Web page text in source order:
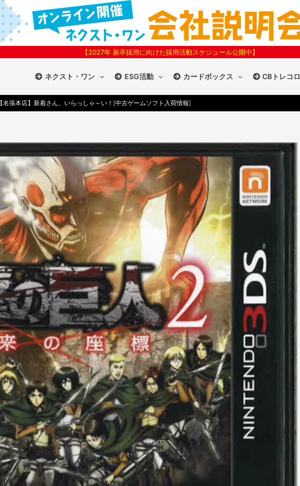
【2027年 新卒採用に向けた採用活動スケジュール公開中】
ネクスト・ワン ESG活動 カードボックス CBトレコロ
【名張本店】新着さん、いらっしゃ～い！[中古ゲームソフト入荷情報]